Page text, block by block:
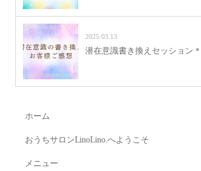
2025.03.13
潜在意識書き換えセッション
ホーム
おうちサロンLinoLino.へようこそ
メニュー